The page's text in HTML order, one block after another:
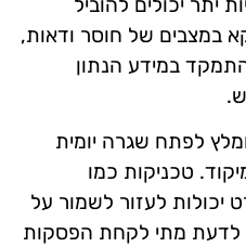
במצבים של חוסר ודאות,
במידע הנתון
לפתח שגרה יומית
טכניקות כמו
יכולות לעזור לשמור על
לדעת מתי לקחת הפסקות